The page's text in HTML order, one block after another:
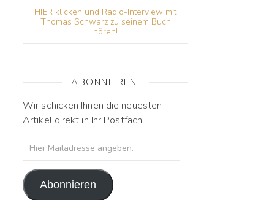
HIER klicken und Radio-Interview mit
Thomas Schwarz zu seinem Buch
hören!
ABONNIEREN.
Wir schicken Ihnen die neuesten
Artikel direkt in Ihr Postfach.
Hier Mailadresse angeben.
Abonnieren